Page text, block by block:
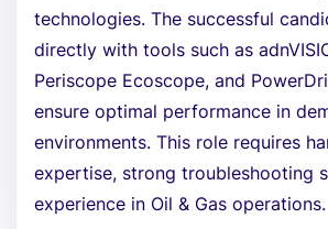
technologies. The successful
directly with tools such as
Periscope Ecoscope, and
ensure optimal performance in
environments. This role requires
expertise, strong troubleshooting
experience in Oil & Gas operations.